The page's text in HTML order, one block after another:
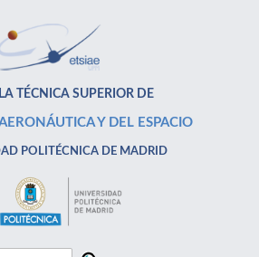
TÉCNICA SUPERIOR DE
Y DEL ESPACIO
POLITÉCNICA DE MADRID